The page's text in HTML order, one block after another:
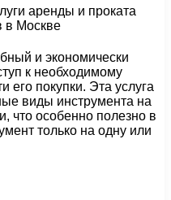
и экономически
к необходимому
его покупки. Эта услуга
виды инструмента на
что особенно полезно в
только на одну или